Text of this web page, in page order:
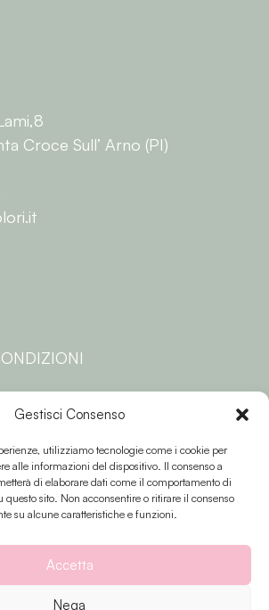
Gestisci Consenso
utilizziamo tecnologie come i cookie per
alle informazioni del dispositivo. Il consenso a
di elaborare dati come il comportamento di
questo sito. Non acconsentire o ritirare il consenso
su alcune caratteristiche e funzioni.
Accetta
Nega
Croce Sull’ Arno (PI)